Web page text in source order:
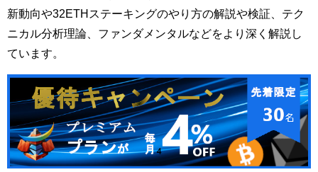
新動向や32ETHステーキングのやり方の解説や検証、テク
ニカル分析理論、ファンダメンタルなどをより深く解説し
ています。